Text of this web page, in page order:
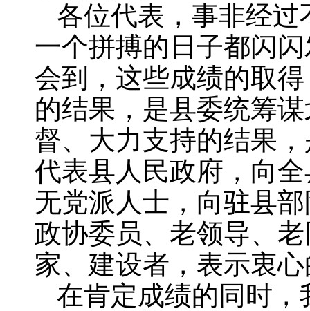
各位代表，事非经
一个拼搏的日子都闪
会到，这些成绩的取
的结果，是县委统筹
督、大力支持的结果
代表县人民政府，向
无党派人士，向驻县
政协委员、老领导、
家、建设者，表示衷
在肯定成绩的同时，